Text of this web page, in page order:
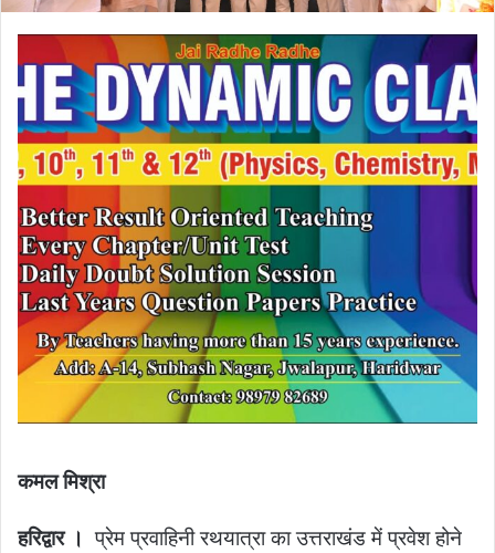
कमल मिश्रा
हरिद्वार । प्रेम प्रवाहिनी रथयात्रा का उत्तराखंड में प्रवेश होने